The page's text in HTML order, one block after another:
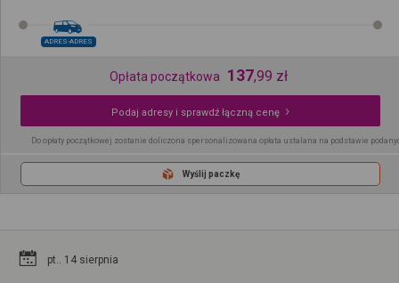
ADRES-ADRES
Opłata początkowa 137,99 zł
Podaj adresy i sprawdź łączną cenę
Do opłaty początkowej zostanie doliczona spersonalizowana opłata ustalana na podstawie
Wyślij paczkę
pt.. 14 sierpnia